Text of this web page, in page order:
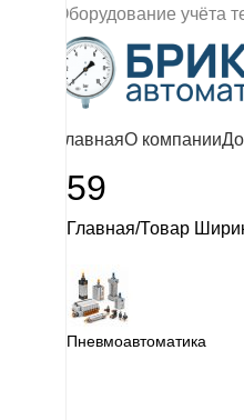
Оборудование учёта
ГлавнаяО компании
59
Главная Товар
Пневмоавтоматика